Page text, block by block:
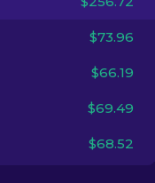
PT-BR
$73.96
$66.19
$69.49
$68.52